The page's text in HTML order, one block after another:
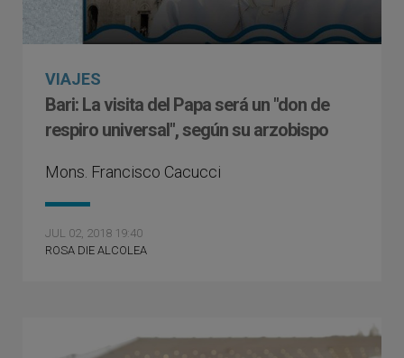
VIAJES
Bari: La visita del Papa será un "don de
respiro universal", según su arzobispo
Mons. Francisco Cacucci
JUL 02, 2018 19:40
ROSA DIE ALCOLEA